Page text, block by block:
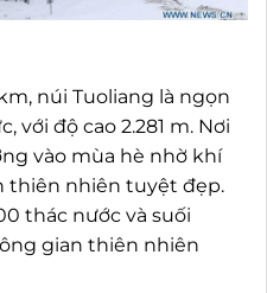
núi Tuoliang là ngọn
với độ cao 2.281 m. Nơi
vào mùa hè nhờ khí
thiên nhiên tuyệt đẹp.
thác nước và suối
gian thiên nhiên